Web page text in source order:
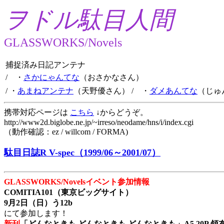
ヲドル駄目人間
GLASSWORKS/Novels
捕捉済み日記アンテナ
/ ・ さかにゃんてな （おさかなさん）
/ ・ あまねアンテナ （天野優さん） / ・ ダメあんてな （じ
携帯対応ページは こちら ↓からどうぞ。
http://www2d.biglobe.ne.jp/~irreso/neodame/hns/i/index.cgi
（動作確認：ez / willcom / FORMA)
駄目日誌R V-spec（1999/06～2001/07）
GLASSWORKS/Novelsイベント参加情報
COMITIA101（東京ビッグサイト）
9月2日（日）う12b
にて参加します！